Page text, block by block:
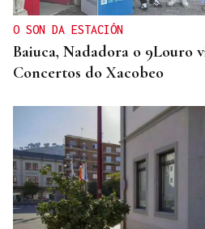
O SON DA ESTACIÓN
Baiuca, Nadadora o 9Louro
Concertos do Xacobeo